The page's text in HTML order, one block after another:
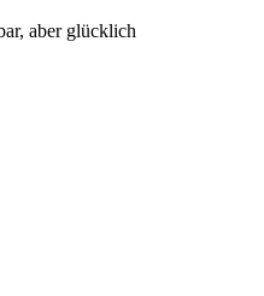
aber glücklich